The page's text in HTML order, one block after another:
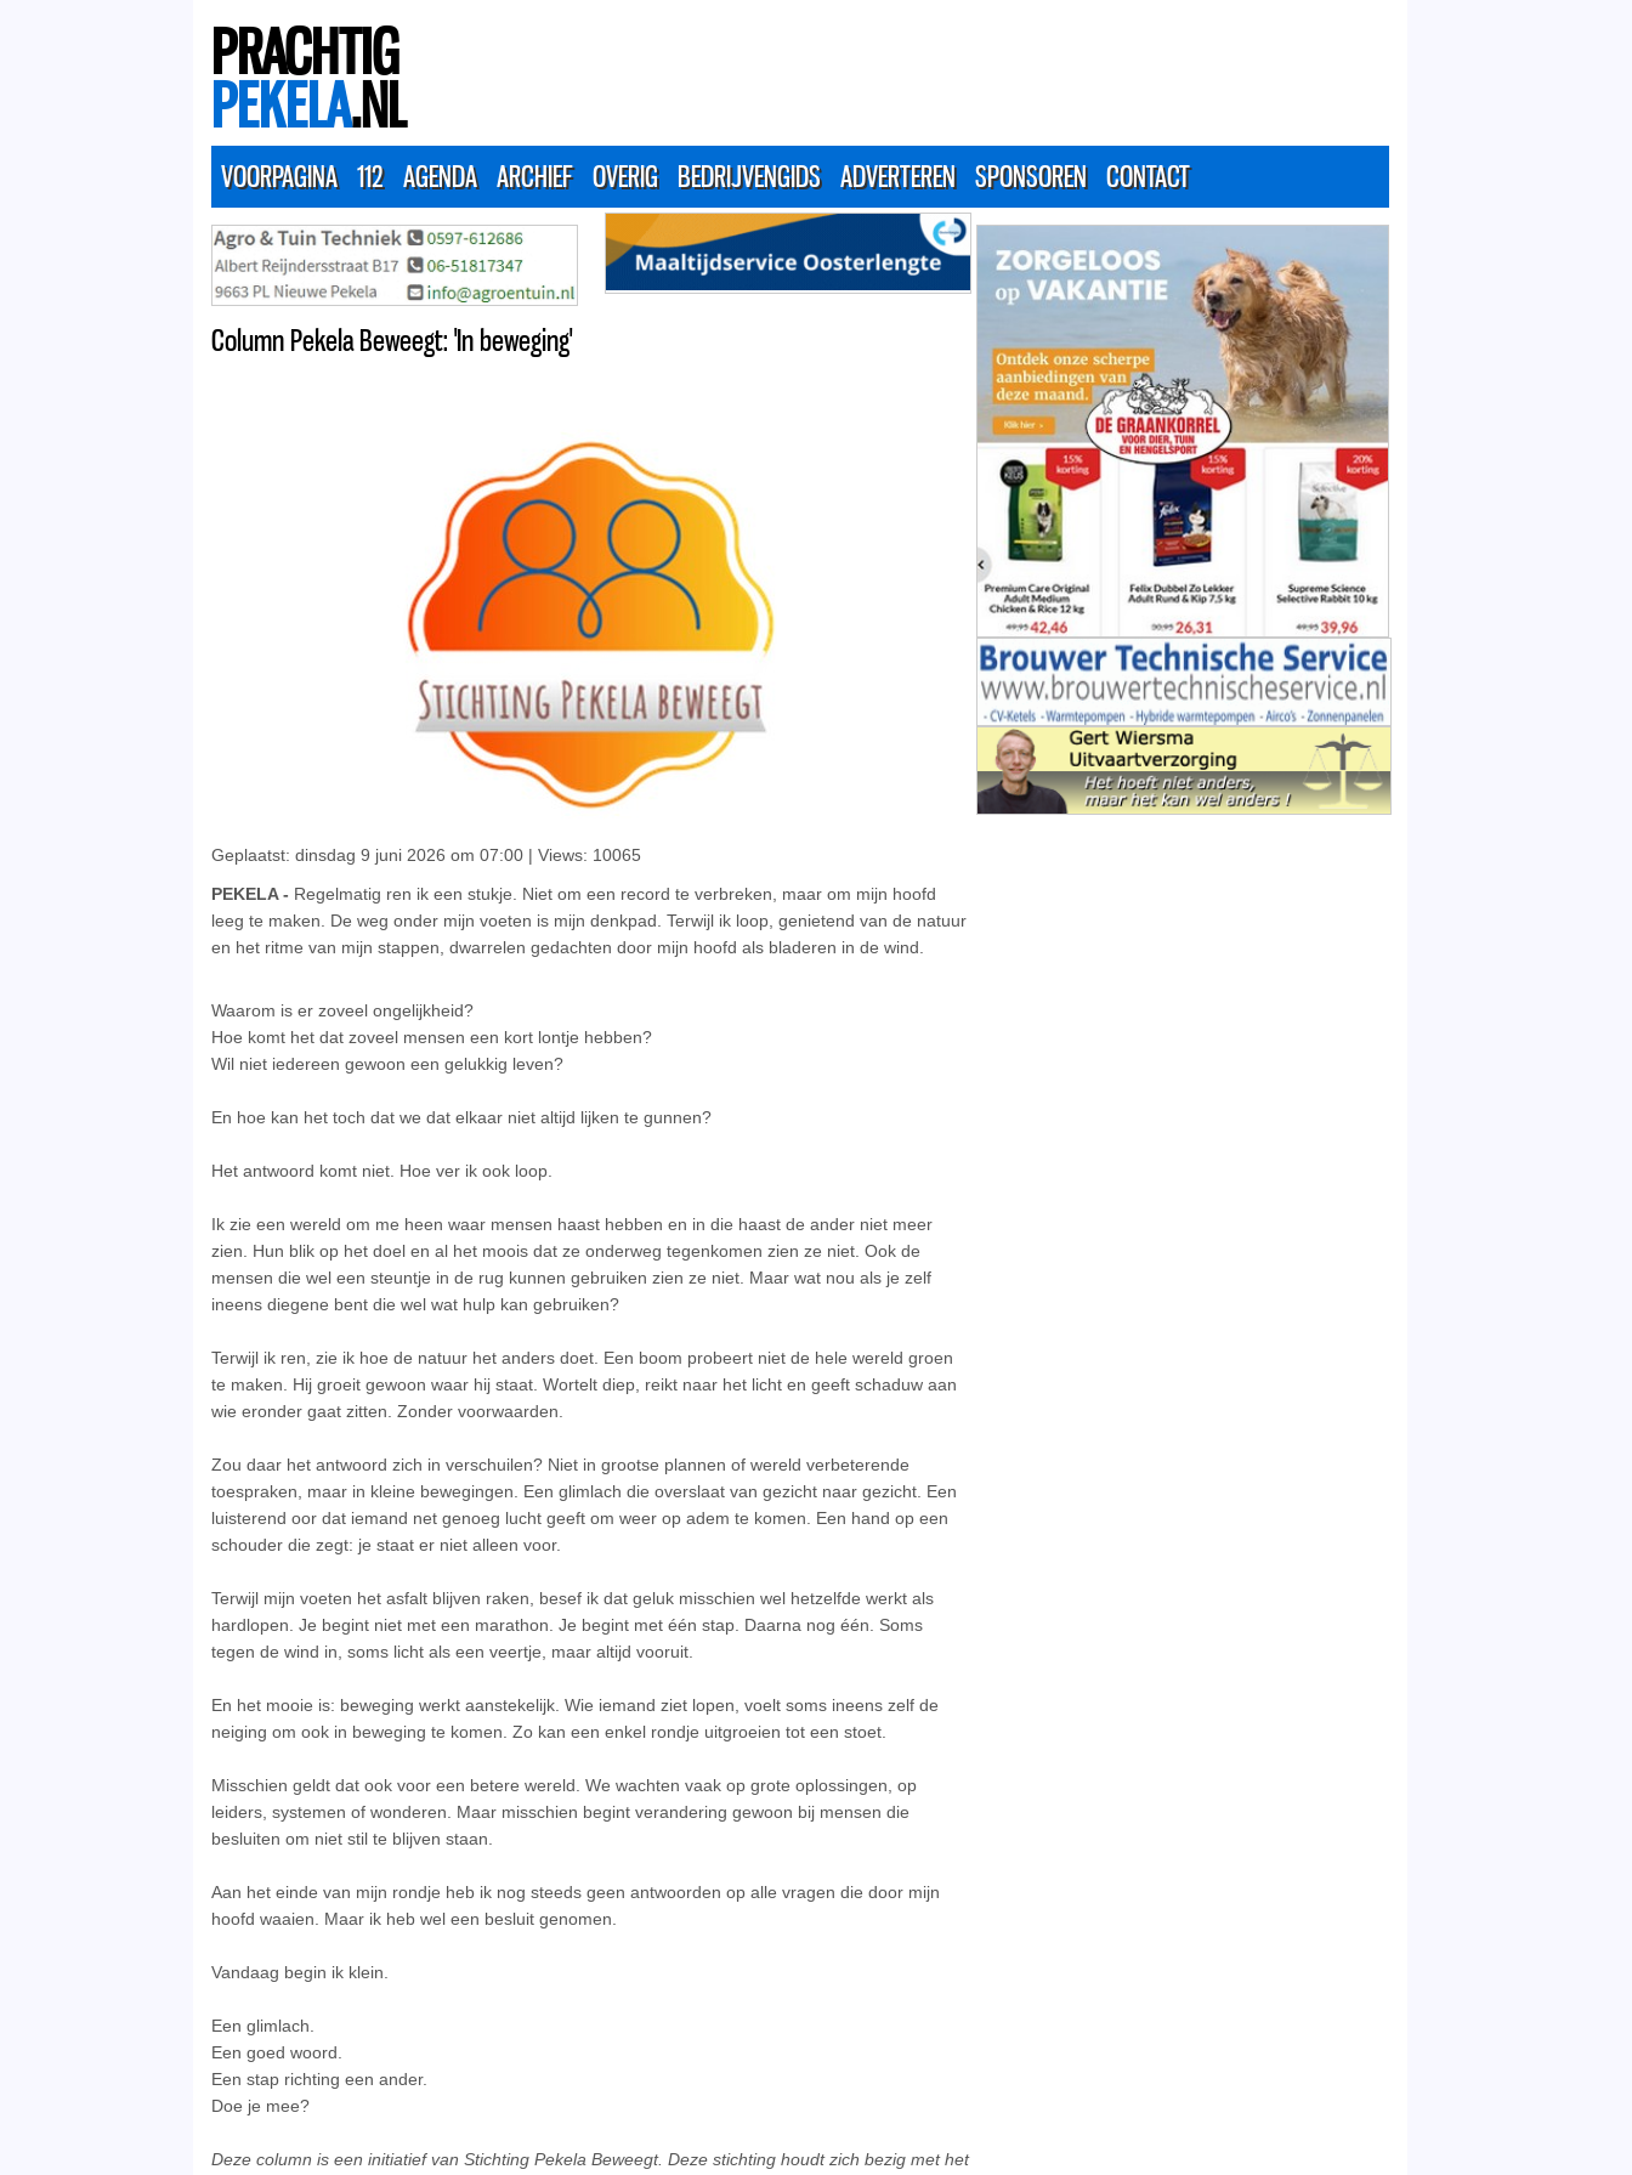
PRACHTIG
PEKELA.NL
VOORPAGINA 112 AGENDA ARCHIEF OVERIG BEDRIJVENGIDS ADVERTEREN SPONSOREN CONTACT
Column Pekela Beweegt: 'In beweging'
Geplaatst: dinsdag 9 juni 2026 om 07:00 | Views: 10065
PEKELA - Regelmatig ren ik een stukje. Niet om een record te verbreken, maar om mijn hoofd
leeg te maken. De weg onder mijn voeten is mijn denkpad. Terwijl ik loop, genietend van de natuur
en het ritme van mijn stappen, dwarrelen gedachten door mijn hoofd als bladeren in de wind.
Waarom is er zoveel ongelijkheid?
Hoe komt het dat zoveel mensen een kort lontje hebben?
Wil niet iedereen gewoon een gelukkig leven?
En hoe kan het toch dat we dat elkaar niet altijd lijken te gunnen?
Het antwoord komt niet. Hoe ver ik ook loop.
Ik zie een wereld om me heen waar mensen haast hebben en in die haast de ander niet meer
zien. Hun blik op het doel en al het moois dat ze onderweg tegenkomen zien ze niet. Ook de
mensen die wel een steuntje in de rug kunnen gebruiken zien ze niet. Maar wat nou als je zelf
ineens diegene bent die wel wat hulp kan gebruiken?
Terwijl ik ren, zie ik hoe de natuur het anders doet. Een boom probeert niet de hele wereld groen
te maken. Hij groeit gewoon waar hij staat. Wortelt diep, reikt naar het licht en geeft schaduw aan
wie eronder gaat zitten. Zonder voorwaarden.
Zou daar het antwoord zich in verschuilen? Niet in grootse plannen of wereld verbeterende
toespraken, maar in kleine bewegingen. Een glimlach die overslaat van gezicht naar gezicht. Een
luisterend oor dat iemand net genoeg lucht geeft om weer op adem te komen. Een hand op een
schouder die zegt: je staat er niet alleen voor.
Terwijl mijn voeten het asfalt blijven raken, besef ik dat geluk misschien wel hetzelfde werkt als
hardlopen. Je begint niet met een marathon. Je begint met één stap. Daarna nog één. Soms
tegen de wind in, soms licht als een veertje, maar altijd vooruit.
En het mooie is: beweging werkt aanstekelijk. Wie iemand ziet lopen, voelt soms ineens zelf de
neiging om ook in beweging te komen. Zo kan een enkel rondje uitgroeien tot een stoet.
Misschien geldt dat ook voor een betere wereld. We wachten vaak op grote oplossingen, op
leiders, systemen of wonderen. Maar misschien begint verandering gewoon bij mensen die
besluiten om niet stil te blijven staan.
Aan het einde van mijn rondje heb ik nog steeds geen antwoorden op alle vragen die door mijn
hoofd waaien. Maar ik heb wel een besluit genomen.
Vandaag begin ik klein.
Een glimlach.
Een goed woord.
Een stap richting een ander.
Doe je mee?
Deze column is een initiatief van Stichting Pekela Beweegt. Deze stichting houdt zich bezig met het